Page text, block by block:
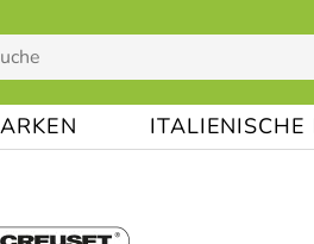
ITALIENISCHE